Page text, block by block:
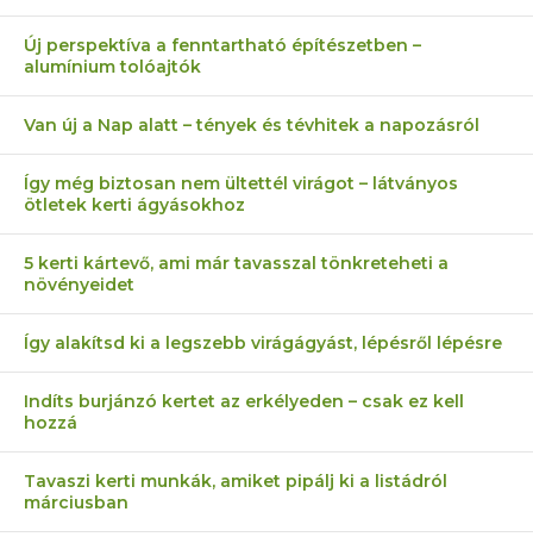
Új perspektíva a fenntartható építészetben –
alumínium tolóajtók
Van új a Nap alatt – tények és tévhitek a napozásról
Így még biztosan nem ültettél virágot – látványos
ötletek kerti ágyásokhoz
5 kerti kártevő, ami már tavasszal tönkreteheti a
növényeidet
Így alakítsd ki a legszebb virágágyást, lépésről lépésre
Indíts burjánzó kertet az erkélyeden – csak ez kell
hozzá
Tavaszi kerti munkák, amiket pipálj ki a listádról
márciusban